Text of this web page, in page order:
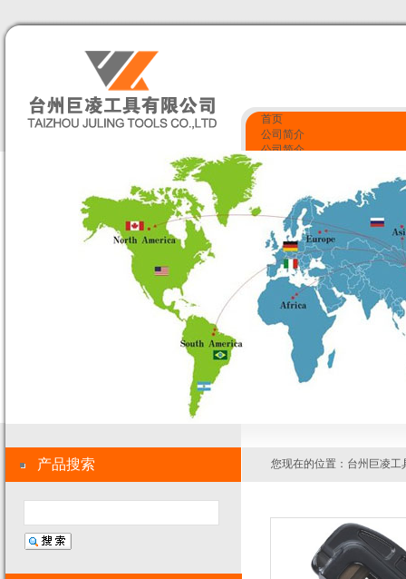
首页
公司简介
公司简介
企业文化
资质荣誉
产品展示
质量监控
资质荣誉
联系我们
联系我们
留言反馈
您现在的位置： 台州巨凌工
产品搜索